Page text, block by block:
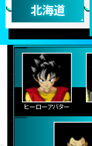
北海道
ヒーローアバター